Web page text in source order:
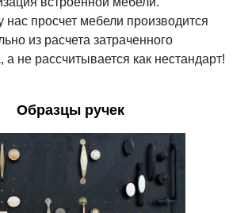
нас просчет мебели производится
из расчета затраченного
а не рассчитывается как нестандарт!
Образцы ручек